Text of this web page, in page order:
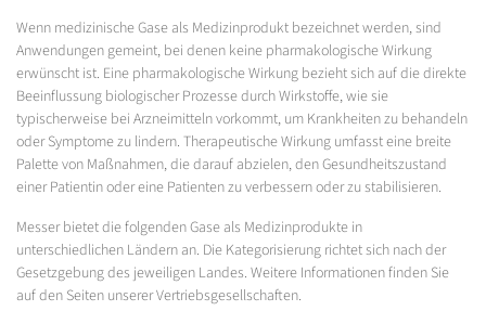
Wenn medizinische Gase als Medizinprodukt bezeichnet werden, sind
Anwendungen gemeint, bei denen keine pharmakologische Wirkung
erwünscht ist. Eine pharmakologische Wirkung bezieht sich auf die direkte
Beeinflussung biologischer Prozesse durch Wirkstoffe, wie sie
typischerweise bei Arzneimitteln vorkommt, um Krankheiten zu behandeln
oder Symptome zu lindern. Therapeutische Wirkung umfasst eine breite
Palette von Maßnahmen, die darauf abzielen, den Gesundheitszustand
einer Patientin oder eine Patienten zu verbessern oder zu stabilisieren.
Messer bietet die folgenden Gase als Medizinprodukte in
unterschiedlichen Ländern an. Die Kategorisierung richtet sich nach der
Gesetzgebung des jeweiligen Landes. Weitere Informationen finden Sie
auf den Seiten unserer Vertriebsgesellschaften.